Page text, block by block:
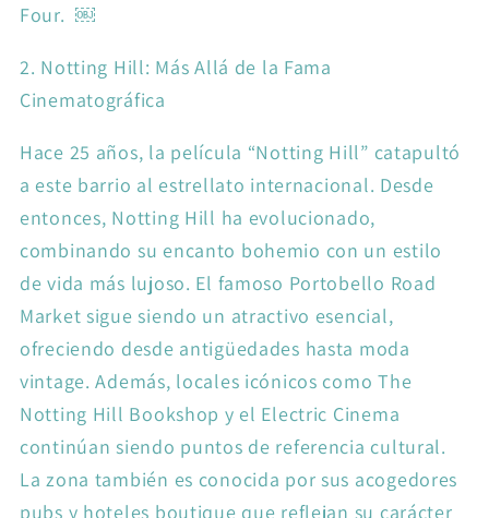
Four. ￼
2. Notting Hill: Más Allá de la Fama
Cinematográfica
Hace 25 años, la película “Notting Hill” catapultó
a este barrio al estrellato internacional. Desde
entonces, Notting Hill ha evolucionado,
combinando su encanto bohemio con un estilo
de vida más lujoso. El famoso Portobello Road
Market sigue siendo un atractivo esencial,
ofreciendo desde antigüedades hasta moda
vintage. Además, locales icónicos como The
Notting Hill Bookshop y el Electric Cinema
continúan siendo puntos de referencia cultural.
La zona también es conocida por sus acogedores
pubs y hoteles boutique que reflejan su carácter